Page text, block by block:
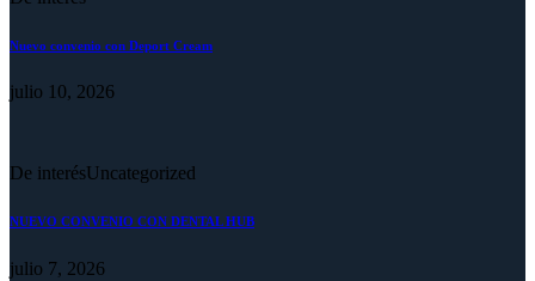
Nuevo convenio con Deport Cream
julio 10, 2026
De interésUncategorized
NUEVO CONVENIO CON DENTAL HUB
julio 7, 2026